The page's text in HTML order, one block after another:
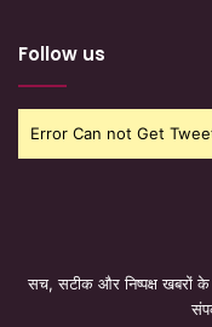
Follow us
Error Can not Get
सच, सटीक और निष्पक्ष खबरों